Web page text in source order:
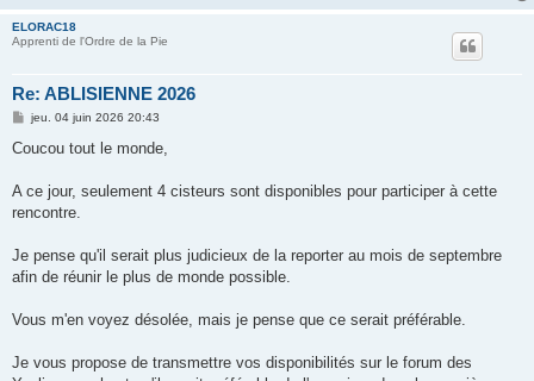
ELORAC18
Apprenti de l'Ordre de la Pie
Re: ABLISIENNE 2026
M
s
g
jeu. 04 juin 2026 20:43
Coucou tout le monde,
A ce jour, seulement 4 cisteurs sont disponibles pour participer à cette
rencontre.
Je pense qu'il serait plus judicieux de la reporter au mois de septembre
afin de réunir le plus de monde possible.
Vous m'en voyez désolée, mais je pense que ce serait préférable.
Je vous propose de transmettre vos disponibilités sur le forum des